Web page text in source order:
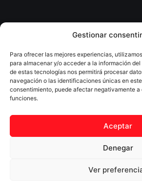
Gestionar
Para ofrecer las mejores experiencias,
para almacenar y/o acceder a la información
de estas tecnologías nos permitirá procesar
navegación o las identificaciones únicas en
consentimiento, puede afectar negativamente
funciones.
Aceptar
Denegar
Ver
Copyright © 2025 Federación
Desarrollado por
Aviso Legal